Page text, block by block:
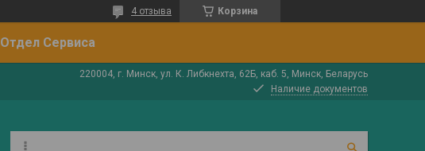
Корзина
4 отзыва
Отдел Сервиса
220004, г. Минск, ул. К. Либкнехта, 62Б, каб. 5, Минск, Беларусь
Наличие документов